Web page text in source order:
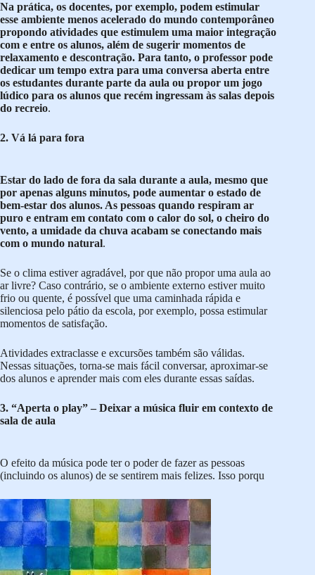
Na prática, os docentes, por exemplo, podem estimular
esse ambiente menos acelerado do mundo contemporâneo
propondo atividades que estimulem uma maior integração
com e entre os alunos, além de sugerir momentos de
relaxamento e descontração. Para tanto, o professor pode
dedicar um tempo extra para uma conversa aberta entre
os estudantes durante parte da aula ou propor um jogo
lúdico para os alunos que recém ingressam às salas depois
do recreio.
2. Vá lá para fora
Estar do lado de fora da sala durante a aula, mesmo que
por apenas alguns minutos, pode aumentar o estado de
bem-estar dos alunos. As pessoas quando respiram ar
puro e entram em contato com o calor do sol, o cheiro do
vento, a umidade da chuva acabam se conectando mais
com o mundo natural.
Se o clima estiver agradável, por que não propor uma aula ao
ar livre? Caso contrário, se o ambiente externo estiver muito
frio ou quente, é possível que uma caminhada rápida e
silenciosa pelo pátio da escola, por exemplo, possa estimular
momentos de satisfação.
Atividades extraclasse e excursões também são válidas.
Nessas situações, torna-se mais fácil conversar, aproximar-se
dos alunos e aprender mais com eles durante essas saídas.
3. “Aperta o play” – Deixar a música fluir em contexto de
sala de aula
O efeito da música pode ter o poder de fazer as pessoas
(incluindo os alunos) de se sentirem mais felizes. Isso porqu